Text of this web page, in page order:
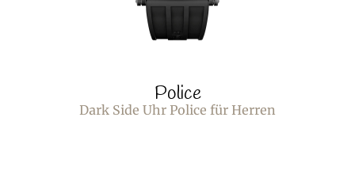
Police
Dark Side Uhr Police für Herren